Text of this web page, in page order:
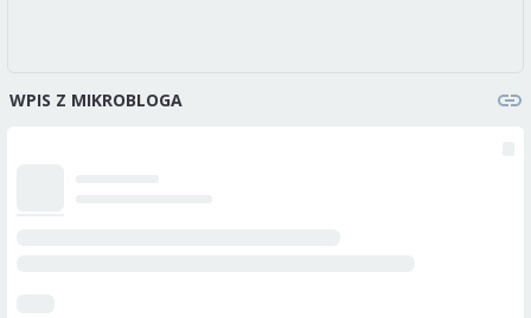
WPIS Z MIKROBLOGA